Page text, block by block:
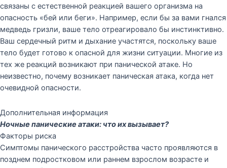
связаны с естественной реакцией вашего организма на
опасность «бей или беги». Например, если бы за вами гнался
медведь гризли, ваше тело отреагировало бы инстинктивно.
Ваш сердечный ритм и дыхание участятся, поскольку ваше
тело будет готово к опасной для жизни ситуации. Многие из
тех же реакций возникают при панической атаке. Но
неизвестно, почему возникает паническая атака, когда нет
очевидной опасности.
Дополнительная информация
Ночные панические атаки: что их вызывает?
Факторы риска
Симптомы панического расстройства часто проявляются в
позднем подростковом или раннем взрослом возрасте и